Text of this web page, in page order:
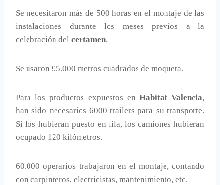
Se necesitaron más de 500 horas en el montaje de las
instalaciones durante los meses previos a la
celebración del certamen.
Se usaron 95.000 metros cuadrados de moqueta.
Para los productos expuestos en Habitat Valencia,
han sido necesarios 6000 trailers para su transporte.
Si los hubieran puesto en fila, los camiones hubieran
ocupado 120 kilómetros.
60.000 operarios trabajaron en el montaje, contando
con carpinteros, electricistas, mantenimiento, etc.